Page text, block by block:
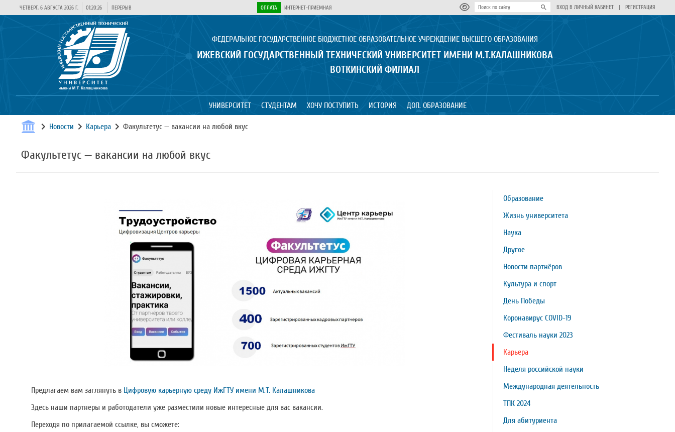
ЧЕТВЕРГ, 6 АВГУСТА 2026 Г. 01:20:26 ПЕРЕРЫВ ОПЛАТА ИНТЕРНЕТ-ПРИЕМНАЯ ВХОД В ЛИЧНЫЙ КАБИНЕТ | РЕГИСТРАЦИЯ
ФЕДЕРАЛЬНОЕ ГОСУДАРСТВЕННОЕ БЮДЖЕТНОЕ ОБРАЗОВАТЕЛЬНОЕ УЧРЕЖДЕНИЕ ВЫСШЕГО ОБРАЗОВАНИЯ
ИЖЕВСКИЙ ГОСУДАРСТВЕННЫЙ ТЕХНИЧЕСКИЙ УНИВЕРСИТЕТ ИМЕНИ М.Т.КАЛАШНИКОВА
ВОТКИНСКИЙ ФИЛИАЛ
УНИВЕРСИТЕТ СТУДЕНТАМ ХОЧУ ПОСТУПИТЬ ИСТОРИЯ ДОП. ОБРАЗОВАНИЕ
Новости Карьера Факультетус — вакансии на любой вкус
Факультетус — вакансии на любой вкус
Предлагаем вам заглянуть в Цифровую карьерную среду ИжГТУ имени М.Т. Калашникова
Здесь наши партнеры и работодатели уже разместили новые интересные для вас вакансии.
Переходя по прилагаемой ссылке, вы сможете:
Образование
Жизнь университета
Наука
Другое
Новости партнёров
Культура и спорт
День Победы
Коронавирус COVID-19
Фестиваль науки 2023
Карьера
Неделя российской науки
Международная деятельность
ТПК 2024
Для абитуриента